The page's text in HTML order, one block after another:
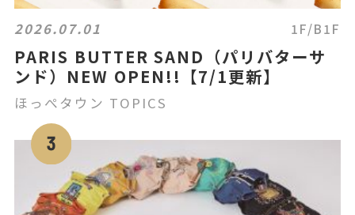
2026.07.01 1F/B1F
PARIS BUTTER SAND（パリバターサ
ンド）NEW OPEN!!【7/1更新】
ほっぺタウン TOPICS